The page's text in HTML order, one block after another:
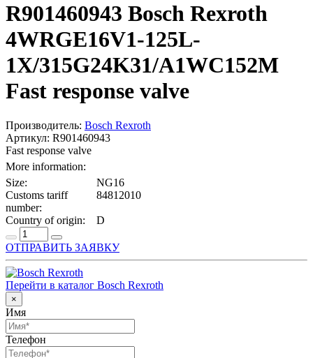
R901460943 Bosch Rexroth
4WRGE16V1-125L-
1X/315G24K31/A1WC152M
Fast response valve
Производитель: Bosch Rexroth
Артикул: R901460943
Fast response valve
More information:
Size:
NG16
Customs tariff
number:
84812010
Country of origin: D
ОТПРАВИТЬ ЗАЯВКУ
Перейти в каталог Bosch Rexroth
×
Имя
Телефон